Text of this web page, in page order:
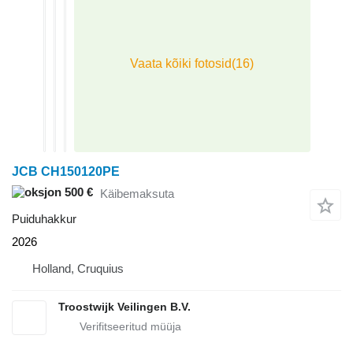
JCB CH150120PE
500 € Käibemaksuta
Puiduhakkur
2026
Holland, Cruquius
Troostwijk Veilingen B.V.